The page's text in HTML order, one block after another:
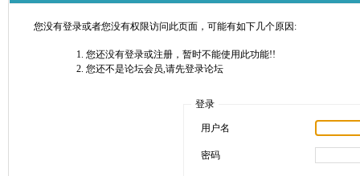
您没有登录或者您没有权限访问此页面，可能有如下几个原因:
您还没有登录或注册，暂时不能使用此功能!!
您还不是论坛会员,请先登录论坛
登录
用户名
密码